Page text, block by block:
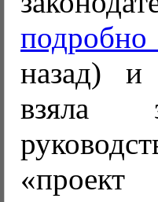
назад) и
взяла